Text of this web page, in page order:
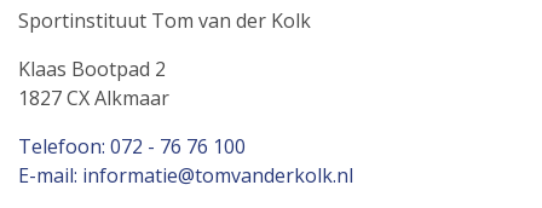
Sportinstituut Tom van der Kolk
Klaas Bootpad 2
1827 CX Alkmaar
Telefoon: 072 - 76 76 100
E-mail: informatie@tomvanderkolk.nl